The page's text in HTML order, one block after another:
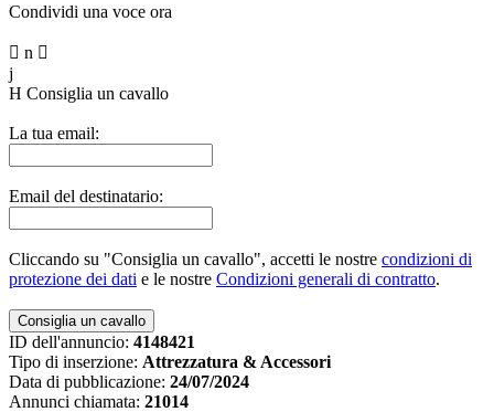
Condividi una voce ora
 n 
j
H Consiglia un cavallo
La tua email:
Email del destinatario:
Cliccando su "Consiglia un cavallo", accetti le nostre condizioni di
protezione dei dati e le nostre Condizioni generali di contratto.
ID dell'annuncio: 4148421
Tipo di inserzione: Attrezzatura & Accessori
Data di pubblicazione: 24/07/2024
Annunci chiamata: 21014